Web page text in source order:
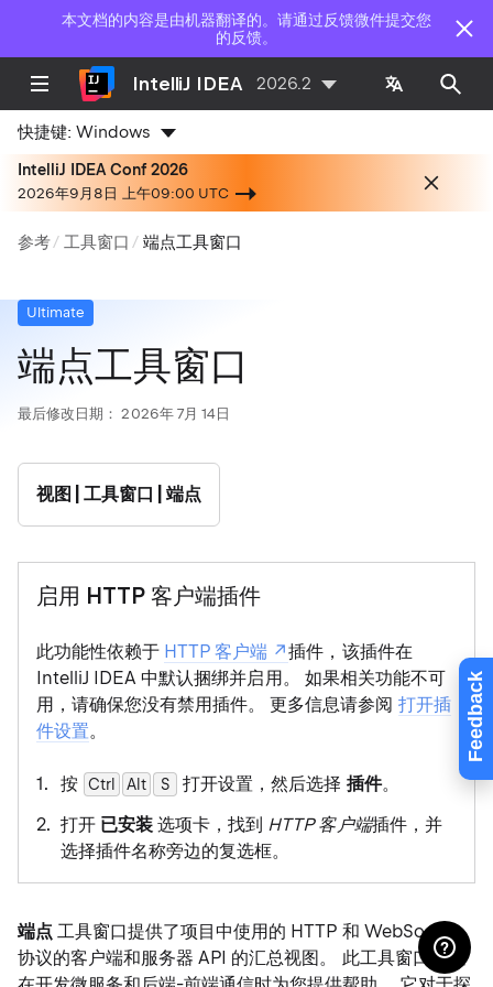
本文档的内容是由机器翻译的。请通过反馈微件提交您
的反馈。
Feedback
IntelliJ IDEA 2026.2
快捷键:Windows
IntelliJ IDEA Conf 2026
2026年9月8日 上午09:00 UTC
参考 工具窗口 端点工具窗口
Ultimate
端点工具窗口
最后修改日期： 2026年 7月 14日
视图 | 工具窗口 | 端点
启用 HTTP 客户端插件
此功能性依赖于 HTTP 客户端
插件，该插件在
IntelliJ IDEA 中默认捆绑并启用。 如果相关功能不可
用，请确保您没有禁用插件。 更多信息请参阅 打开插
件设置。
按 Ctrl Alt 0
S 打开设置，然后选择 插件。
打开 已安装 选项卡，找到 HTTP 客户端插件，并
选择插件名称旁边的复选框。
端点 工具窗口提供了项目中使用的 HTTP 和 WebSocket
协议的客户端和服务器 API 的汇总视图。 此工具窗口可以